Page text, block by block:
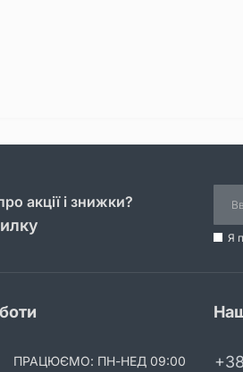
акції і знижки?
Я
ПРАЦЮЄМО: ПН-НЕД 09:00